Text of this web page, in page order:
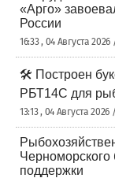
«Арго»
России
16:33 , 04 Августа
🛠️ Построен
РБТ14С для
13:13 , 04 Августа
Черноморского
поддержки